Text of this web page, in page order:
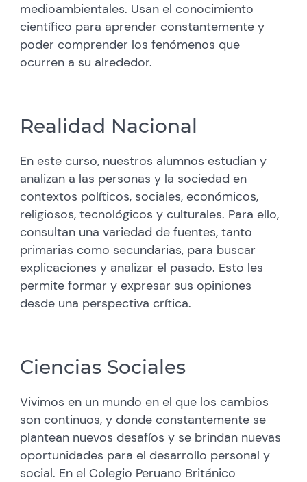
medioambientales. Usan el conocimiento
científico para aprender constantemente y
poder comprender los fenómenos que
ocurren a su alrededor.
Realidad Nacional
En este curso, nuestros alumnos estudian y
analizan a las personas y la sociedad en
contextos políticos, sociales, económicos,
religiosos, tecnológicos y culturales. Para ello,
consultan una variedad de fuentes, tanto
primarias como secundarias, para buscar
explicaciones y analizar el pasado. Esto les
permite formar y expresar sus opiniones
desde una perspectiva crítica.
Ciencias Sociales
Vivimos en un mundo en el que los cambios
son continuos, y donde constantemente se
plantean nuevos desafíos y se brindan nuevas
oportunidades para el desarrollo personal y
social. En el Colegio Peruano Británico